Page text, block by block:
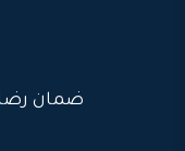
ضمان رضا